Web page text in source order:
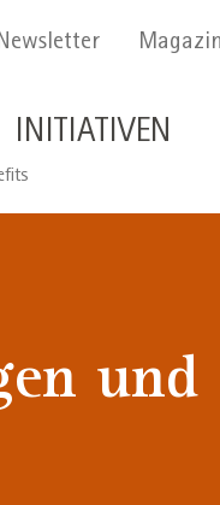
Secondario
Magazin
Navigazione
INITIATIVEN
und